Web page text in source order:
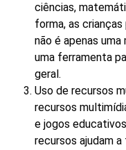
ciências,
forma, as
não é apenas
uma ferramenta
geral.
Uso de recursos
recursos
e jogos
recursos ajudam